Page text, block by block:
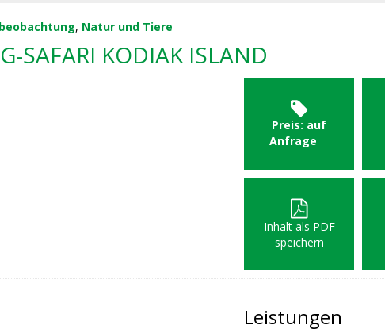
, Natur und Tiere
SAFARI KODIAK ISLAND
Preis: auf
Anfrage
Inhalt als PDF
speichern
Leistungen